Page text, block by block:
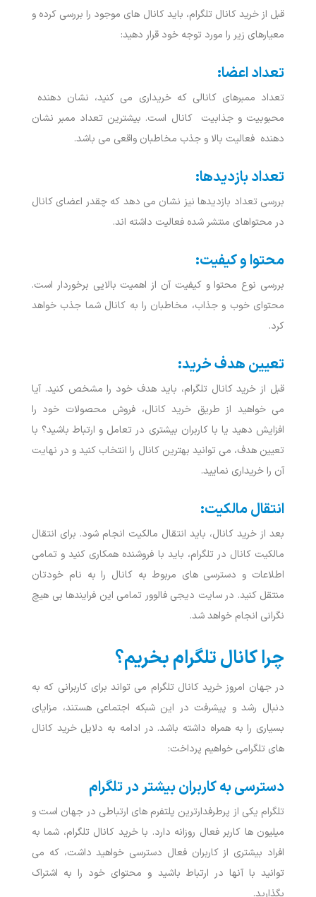
قبل از خرید کانال تلگرام، باید کانال ‌های موجود را بررسی کرده و
معیارهای زیر را مورد توجه خود قرار دهید:
تعداد اعضا:
تعداد ممبرهای کانالی که خریداری می‌ کنید، نشان دهنده
محبوبیت و جذابیت کانال است. بیشترین تعداد ممبر نشان
دهنده فعالیت بالا و جذب مخاطبان واقعی می باشد.
تعداد بازدیدها:
بررسی تعداد بازدیدها نیز نشان می‌ دهد که چقدر اعضای کانال
در محتواهای منتشر شده فعالیت داشته اند.
محتوا و کیفیت:
بررسی نوع محتوا و کیفیت آن از اهمیت بالایی برخوردار است.
محتوای خوب و جذاب، مخاطبان را به کانال شما جذب خواهد
کرد.
تعیین هدف خرید:
قبل از خرید کانال تلگرام، باید هدف خود را مشخص کنید. آیا
می ‌خواهید از طریق خرید کانال، فروش محصولات خود را
افزایش دهید یا با کاربران بیشتری در تعامل و ارتباط باشید؟ با
تعیین هدف، می‌ توانید بهترین کانال را انتخاب کنید و در نهایت
آن را خریداری نمایید.
انتقال مالکیت:
بعد از خرید کانال، باید انتقال مالکیت انجام شود. برای انتقال
مالکیت کانال در تلگرام، باید با فروشنده همکاری کنید و تمامی
اطلاعات و دسترسی‌ های مربوط به کانال را به نام خودتان
منتقل کنید. در سایت دیجی فالوور تمامی این فرایندها بی هیچ
نگرانی انجام خواهد شد.
چرا کانال تلگرام بخریم؟
در جهان امروز خرید کانال تلگرام می تواند برای کاربرانی که به
دنبال رشد و پیشرفت در این شبکه اجتماعی هستند، مزایای
بسیاری را به همراه داشته باشد. در ادامه به دلایل خرید کانال
های تلگرامی خواهیم پرداخت:
دسترسی به کاربران بیشتر در تلگرام
تلگرام یکی از پرطرفدارترین پلتفرم ‌های ارتباطی در جهان است و
میلیون ‌ها کاربر فعال روزانه دارد. با خرید کانال تلگرام، شما به
افراد بیشتری از کاربران فعال دسترسی خواهید داشت، که می
‌توانید با آنها در ارتباط باشید و محتوای خود را به اشتراک
بگذارید.